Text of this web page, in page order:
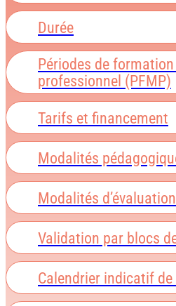
Durée
Périodes de
professionnel (PFMP)
Tarifs et financement
Modalités
Modalités
Validation par blocs
Calendrier indicatif de